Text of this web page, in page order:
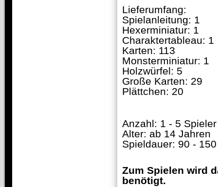
Lieferumfang:
Spielanleitung: 1
Hexerminiatur: 1
Charaktertableau: 1
Karten: 113
Monsterminiatur: 1
Holzwürfel: 5
Große Karten: 29
Plättchen: 20
Anzahl: 1 - 5 Spieler
Alter: ab 14 Jahren
Spieldauer: 90 -
Zum Spielen wird
benötigt.